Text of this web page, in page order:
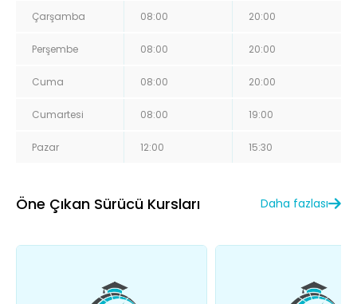
Çarşamba 08:00 20:00
Perşembe 08:00 20:00
Cuma 08:00 20:00
Cumartesi 08:00 19:00
Pazar 12:00 15:30
Öne Çıkan Sürücü Kursları Daha fazlası